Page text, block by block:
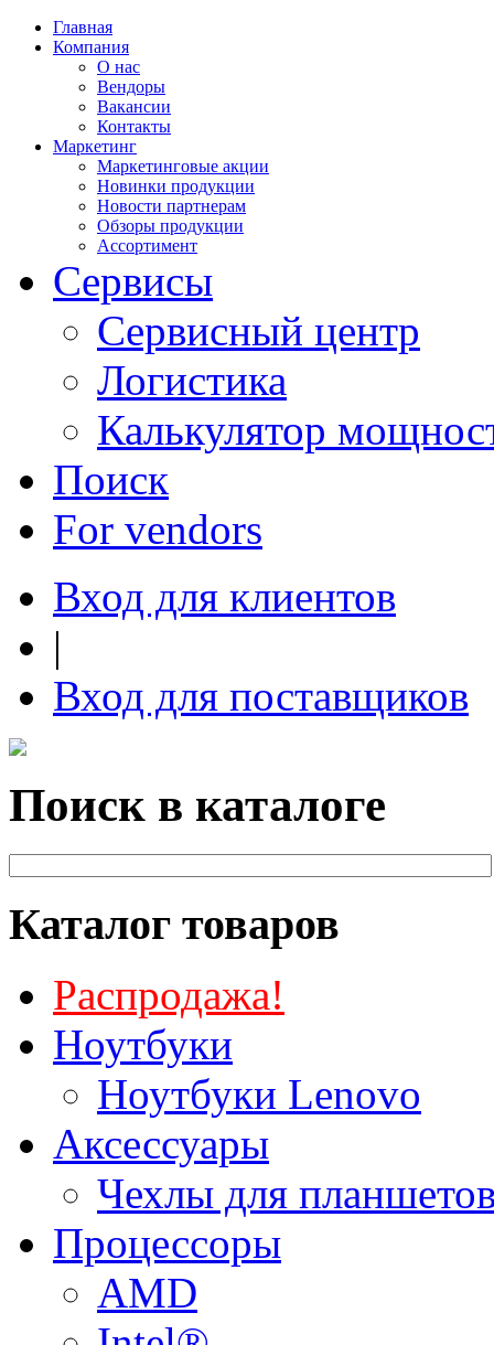
Главная
Компания
О нас
Вендоры
Вакансии
Контакты
Маркетинг
Маркетинговые акции
Новинки продукции
Новости партнерам
Обзоры продукции
Ассортимент
Сервисы
Сервисный центр
Логистика
Калькулятор
Поиск
For vendors
Вход для клиентов
|
Вход для поставщиков
Поиск в каталоге
Каталог товаров
Распродажа!
Ноутбуки
Ноутбуки Lenovo
Аксессуары
Чехлы для
Процессоры
AMD